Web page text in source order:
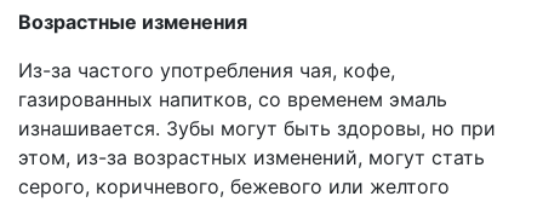
Возрастные изменения
Из-за частого употребления чая, кофе,
газированных напитков, со временем эмаль
изнашивается. Зубы могут быть здоровы, но при
этом, из-за возрастных изменений, могут стать
серого, коричневого, бежевого или желтого